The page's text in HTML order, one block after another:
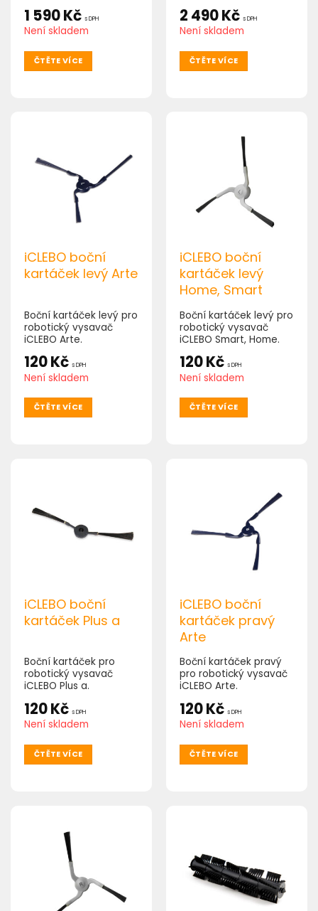
1 590Kč s DPH
Není skladem
ČTĚTE VÍCE
2 490Kč s DPH
Není skladem
ČTĚTE VÍCE
iCLEBO boční
kartáček levý Arte
Boční kartáček levý pro
robotický vysavač
iCLEBO Arte.
120Kč s DPH
Není skladem
ČTĚTE VÍCE
iCLEBO boční
kartáček levý
Home, Smart
Boční kartáček levý pro
robotický vysavač
iCLEBO Smart, Home.
120Kč s DPH
Není skladem
ČTĚTE VÍCE
iCLEBO boční
kartáček Plus a
Boční kartáček pro
robotický vysavač
iCLEBO Plus a.
120Kč s DPH
Není skladem
ČTĚTE VÍCE
iCLEBO boční
kartáček pravý
Arte
Boční kartáček pravý
pro robotický vysavač
iCLEBO Arte.
120Kč s DPH
Není skladem
ČTĚTE VÍCE